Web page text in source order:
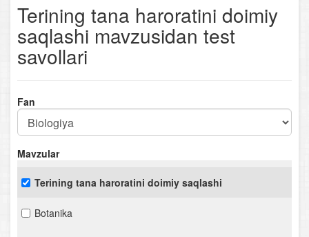
Terining tana haroratini doimiy
saqlashi mavzusidan test
savollari
Fan
Mavzular
Terining tana haroratini doimiy saqlashi
Botanika